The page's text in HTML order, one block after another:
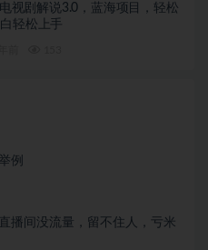
视剧解说3.0，蓝海项目，轻松
轻松上手
例
播间没流量，留不住人，亏米